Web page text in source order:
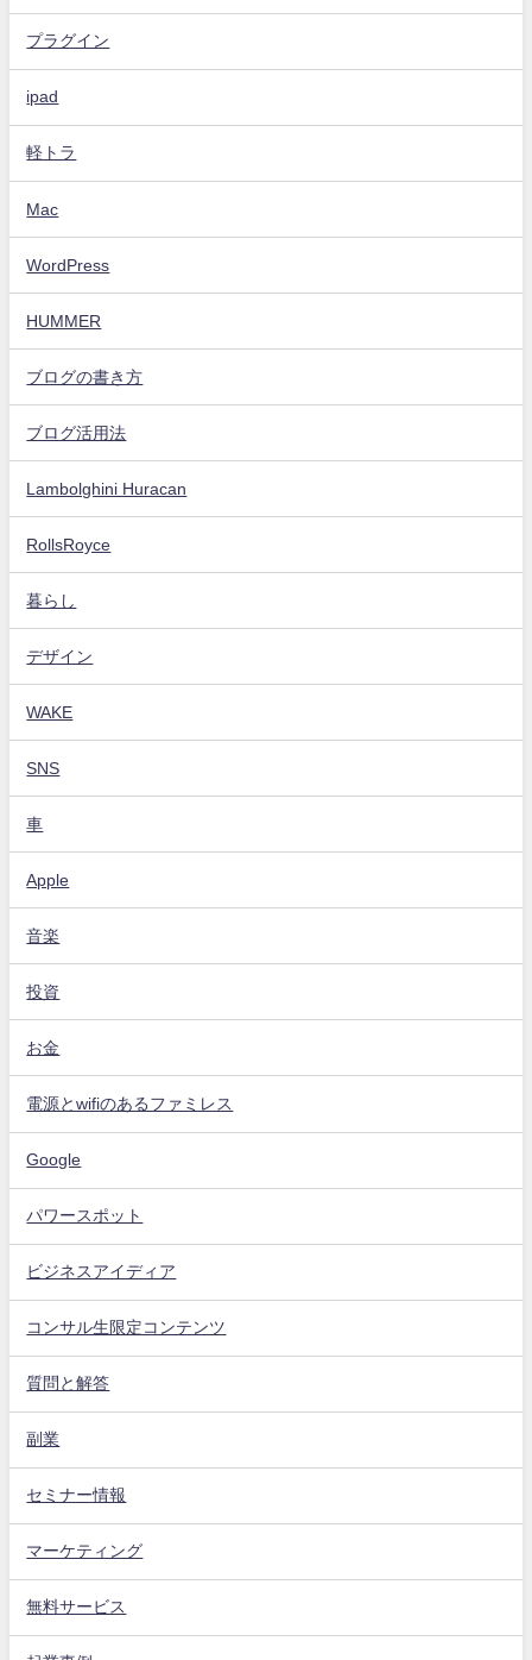
プラグイン
ipad
軽トラ
Mac
WordPress
HUMMER
ブログの書き方
ブログ活用法
Lambolghini Huracan
RollsRoyce
暮らし
デザイン
WAKE
SNS
車
Apple
音楽
投資
お金
電源とwifiのあるファミレス
Google
パワースポット
ビジネスアイディア
コンサル生限定コンテンツ
質問と解答
副業
セミナー情報
マーケティング
無料サービス